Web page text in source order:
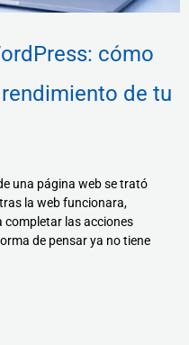
cómo
de tu
una página web se trató
la web funcionara,
completar las acciones
de pensar ya no tiene